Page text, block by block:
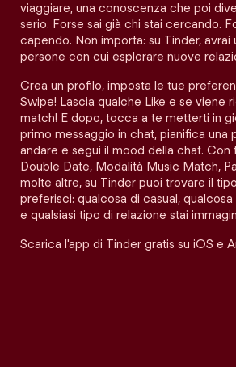
viaggiare, una conoscenza che poi
serio. Forse sai già chi stai cercando.
capendo. Non importa: su Tinder, avrai
persone con cui esplorare nuove
Crea un profilo, imposta le tue
Swipe! Lascia qualche Like e se viene
match! E dopo, tocca a te metterti in
primo messaggio in chat, pianifica una
andare e segui il mood della chat. Con
Double Date, Modalità Music Match,
molte altre, su Tinder puoi trovare il
preferisci: qualcosa di casual,
e qualsiasi tipo di relazione stai
Scarica l'app di Tinder gratis su iOS e